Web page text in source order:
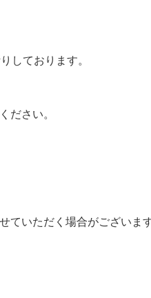
しております。
ださい。
ていただく場合がございます